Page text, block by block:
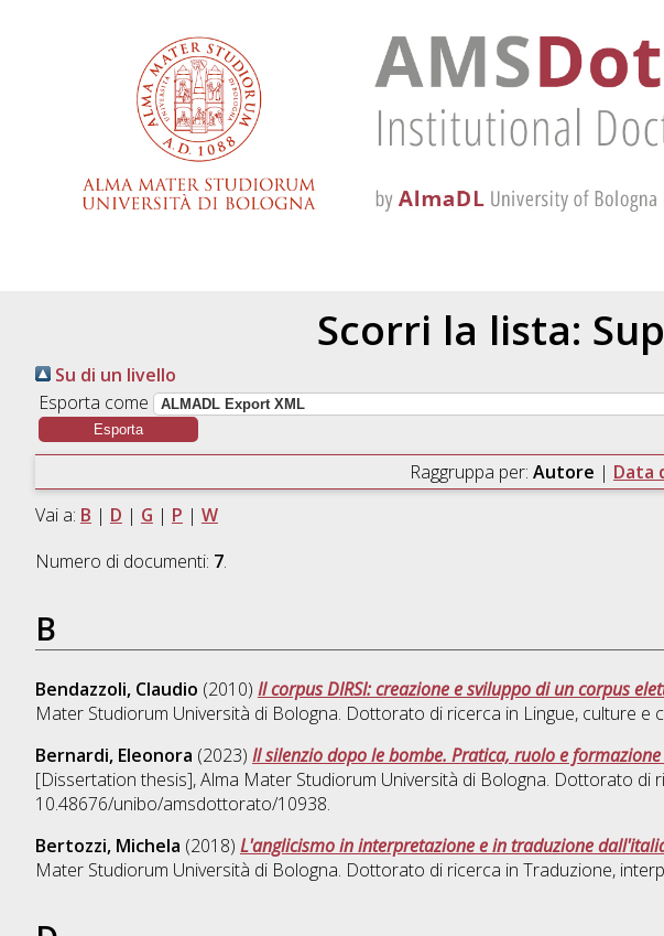
Scorri la lista:
Su di un livello
Esporta come
Raggruppa per: Autore | Data
Vai a: B | D | G | P | W
Numero di documenti: 7.
B
Bendazzoli, Claudio (2010) Il corpus DIRSI: creazione e sviluppo di un corpus
Mater Studiorum Università di Bologna. Dottorato di ricerca in Lingue, culture e
Bernardi, Eleonora (2023) Il silenzio dopo le bombe. Pratica, ruolo e
[Dissertation thesis], Alma Mater Studiorum Università di Bologna. Dottorato di
10.48676/unibo/amsdottorato/10938.
Bertozzi, Michela (2018) L'anglicismo in interpretazione e in traduzione
Mater Studiorum Università di Bologna. Dottorato di ricerca in Traduzione,